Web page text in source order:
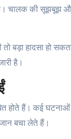
की सूझबूझ और
बड़ा हादसा हो
है।
होते हैं। कई
बचा लेते हैं।